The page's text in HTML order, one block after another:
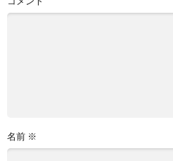
名前 ※